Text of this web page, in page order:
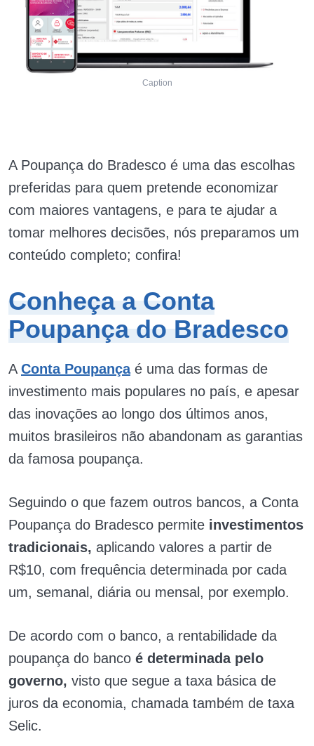
Caption
A Poupança do Bradesco é uma das escolhas
preferidas para quem pretende economizar
com maiores vantagens, e para te ajudar a
tomar melhores decisões, nós preparamos um
conteúdo completo; confira!
Conheça a Conta
Poupança do Bradesco
A Conta Poupançaé uma das formas de
investimento mais populares no país, e apesar
das inovações ao longo dos últimos anos,
muitos brasileiros não abandonam as garantias
da famosa poupança.
Seguindo o que fazem outros bancos, a Conta
Poupança do Bradesco permite investimentos
tradicionais, aplicando valores a partir de
R$10, com frequência determinada por cada
um, semanal, diária ou mensal, por exemplo.
De acordo com o banco, a rentabilidade da
poupança do banco é determinada pelo
governo, visto que segue a taxa básica de
juros da economia, chamada também de taxa
Selic.